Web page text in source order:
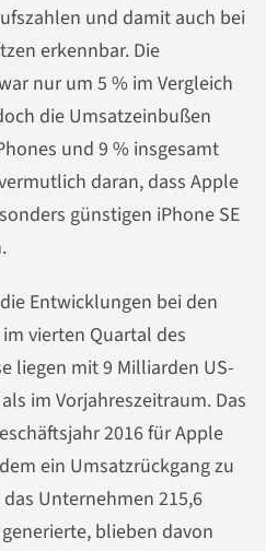
und damit auch bei
erkennbar. Die
nur um 5 % im Vergleich
die Umsatzeinbußen
und 9 % insgesamt
daran, dass Apple
günstigen iPhone SE
Entwicklungen bei den
vierten Quartal des
liegen mit 9 Milliarden US-
im Vorjahreszeitraum. Das
2016 für Apple
ein Umsatzrückgang zu
Unternehmen 215,6
blieben davon